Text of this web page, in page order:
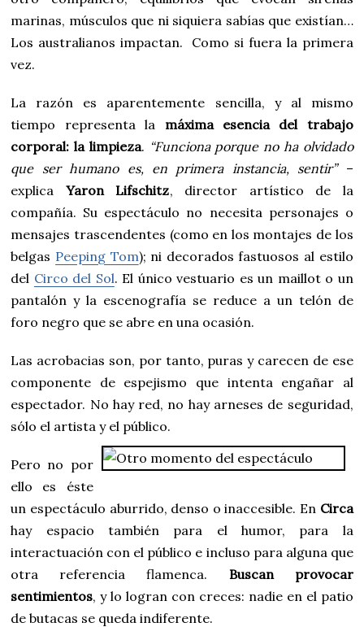
marinas, músculos que ni siquiera sabías que existían…
Los australianos impactan. Como si fuera la primera
vez.
La razón es aparentemente sencilla, y al mismo
tiempo representa la máxima esencia del trabajo
corporal: la limpieza. “Funciona porque no ha olvidado
que ser humano es, en primera instancia, sentir”–
explica Yaron Lifschitz, director artístico de la
compañía. Su espectáculo no necesita personajes o
mensajes trascendentes (como en los montajes de los
belgas Peeping Tom); ni decorados fastuosos al estilo
del Circo del Sol. El único vestuario es un maillot o un
pantalón y la escenografía se reduce a un telón de
foro negro que se abre en una ocasión.
Las acrobacias son, por tanto, puras y carecen de ese
componente de espejismo que intenta engañar al
espectador. No hay red, no hay arneses de seguridad,
sólo el artista y el público.
Pero no por
ello es éste
un espectáculo aburrido, denso o inaccesible. En Circa
hay espacio también para el humor, para la
interactuación con el público e incluso para alguna que
otra referencia flamenca. Buscan provocar
sentimientos, y lo logran con creces: nadie en el patio
de butacas se queda indiferente.